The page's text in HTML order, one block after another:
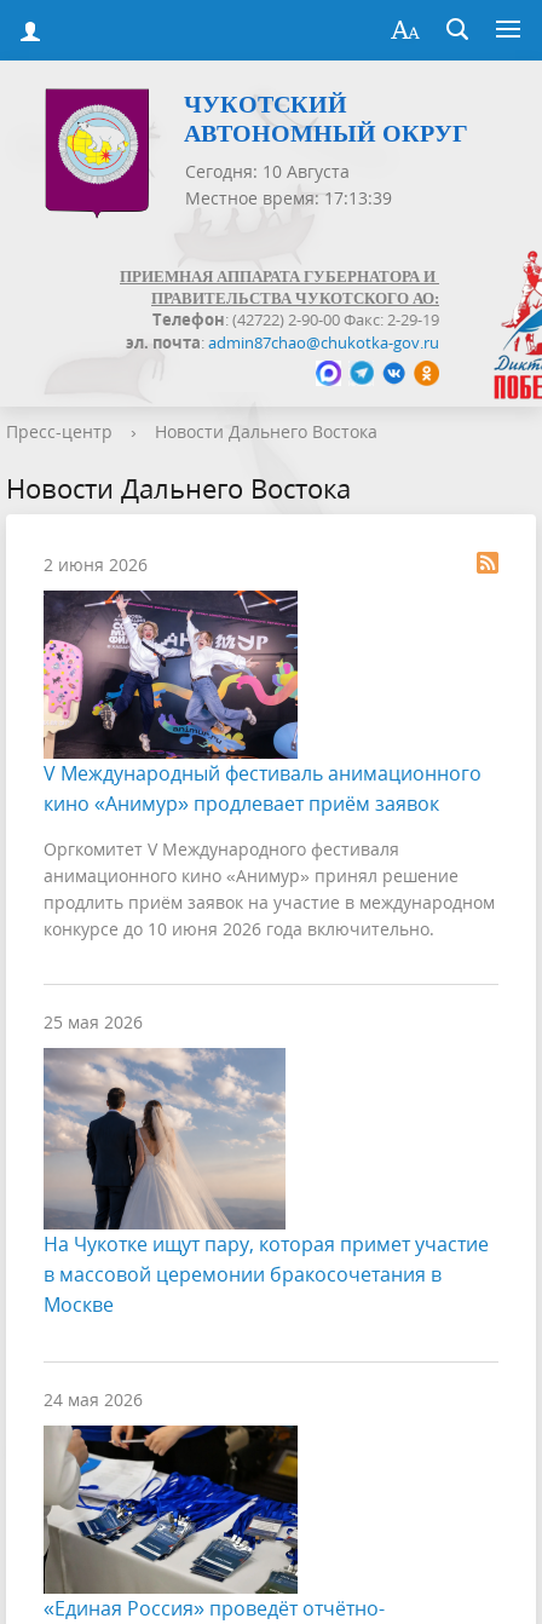
ЧУКОТСКИЙ
АВТОНОМНЫЙ ОКРУГ
Сегодня: 10 Августа
Местное время: 17:13:40
ПРИЕМНАЯ АППАРАТА ГУБЕРНАТОРА И
ПРАВИТЕЛЬСТВА ЧУКОТСКОГО АО:
Телефон: (42722) 2-90-00 Факс: 2-29-19
эл. почта:admin87chao@chukotka-gov.ru
Пресс-центр › Новости Дальнего Востока
Новости Дальнего Востока
2 июня 2026
V Международный фестиваль анимационного
кино «Анимур» продлевает приём заявок
Оргкомитет V Международного фестиваля
анимационного кино «Анимур» принял решение
продлить приём заявок на участие в международном
конкурсе до 10 июня 2026 года включительно.
25 мая 2026
На Чукотке ищут пару, которая примет участие
в массовой церемонии бракосочетания в
Москве
24 мая 2026
«Единая Россия» проведёт отчётно-